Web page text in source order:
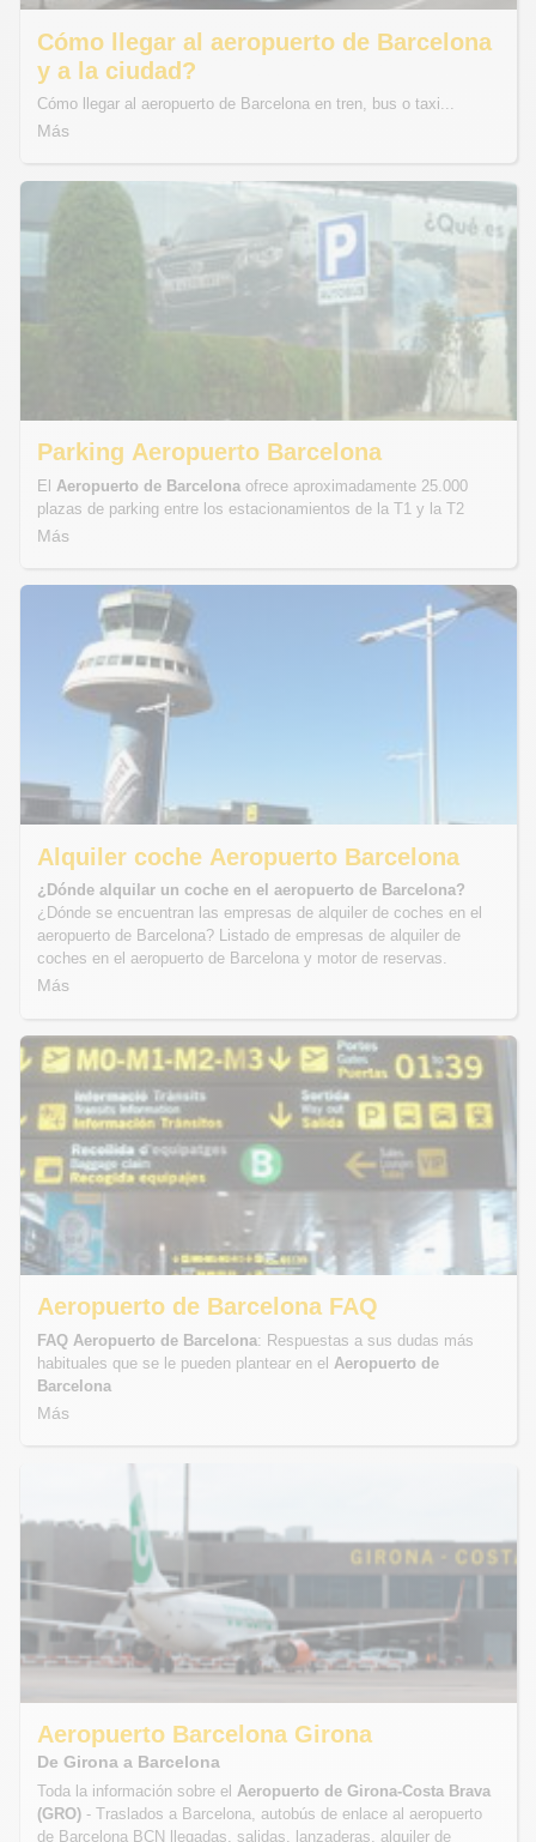
Cómo llegar al aeropuerto de Barcelona
y a la ciudad?
Cómo llegar al aeropuerto de Barcelona en tren, bus o taxi...
Más
Parking Aeropuerto Barcelona
El Aeropuerto de Barcelona ofrece aproximadamente 25.000
plazas de parking entre los estacionamientos de la T1 y la T2
Más
Alquiler coche Aeropuerto Barcelona
¿Dónde alquilar un coche en el aeropuerto de Barcelona?
¿Dónde se encuentran las empresas de alquiler de coches en el
aeropuerto de Barcelona? Listado de empresas de alquiler de
coches en el aeropuerto de Barcelona y motor de reservas.
Más
Aeropuerto de Barcelona FAQ
FAQ Aeropuerto de Barcelona: Respuestas a sus dudas más
habituales que se le pueden plantear en el Aeropuerto de
Barcelona
Más
Aeropuerto Barcelona Girona
De Girona a Barcelona
Toda la información sobre elAeropuerto de Girona-Costa Brava
(GRO) - Traslados a Barcelona, autobús de enlace al aeropuerto
de Barcelona BCN llegadas, salidas, lanzaderas, alquiler de